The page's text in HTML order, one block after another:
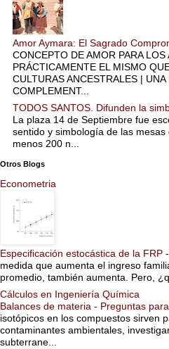
Amor Aymara: El Sagrado
CONCEPTO DE AMOR PARA LOS
PRÁCTICAMENTE EL MISMO
CULTURAS ANCESTRALES |
COMPLEMENT...
TODOS SANTOS. Difunden la
La plaza 14 de Septiembre fue
sentido y simbología de las
menos 200 n...
Otros Blogs
Econometria
Especificación estocástica de la FRP -
medida que aumenta el ingreso
promedio, también aumenta. Pero,
Cálculos en Ingeniería Química
Balances de materia - Preguntas
isotópicos en los compuestos sirven
contaminantes ambientales,
subterrane...